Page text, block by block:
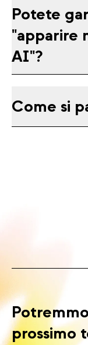
Potete
"apparire
AI"?
Come si
prossimo